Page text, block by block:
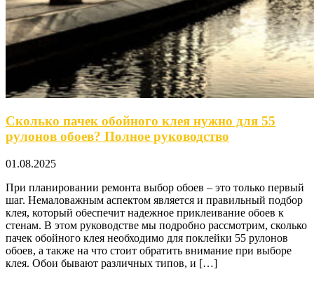
Сколько пачек обойного клея нужно для 55
рулонов обоев? Полное руководство
01.08.2025
При планировании ремонта выбор обоев – это только первый
шаг. Немаловажным аспектом является и правильный подбор
клея, который обеспечит надежное приклеивание обоев к
стенам. В этом руководстве мы подробно рассмотрим, сколько
пачек обойного клея необходимо для поклейки 55 рулонов
обоев, а также на что стоит обратить внимание при выборе
клея. Обои бывают различных типов, и […]